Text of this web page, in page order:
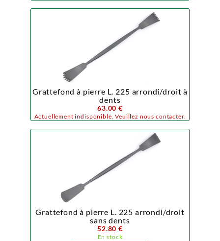
Grattefond à pierre L. 225 arrondi/droit à
dents
63.00 €
Actuellement indisponible. Veuillez nous contacter.
Grattefond à pierre L. 225 arrondi/droit
sans dents
52.80 €
En stock